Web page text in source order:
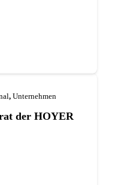
, Unternehmen
der HOYER